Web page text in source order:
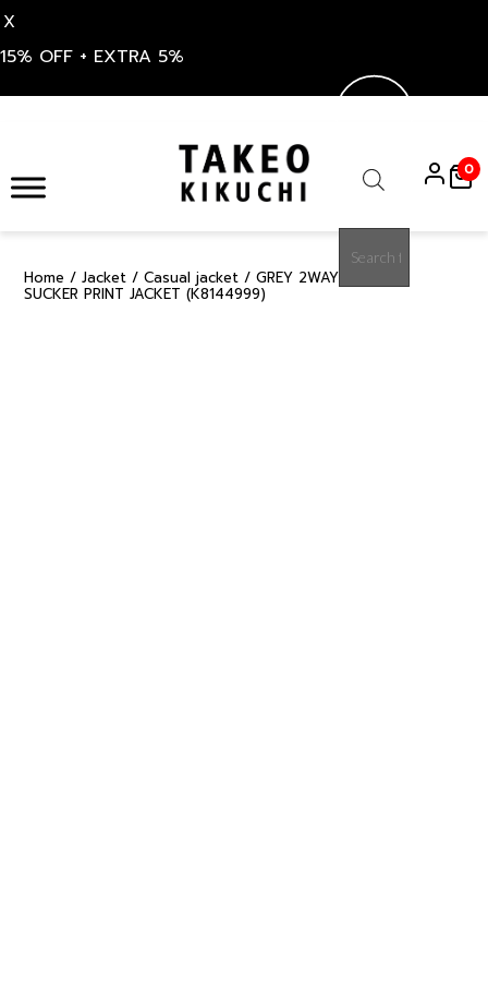
X
15% OFF + EXTRA 5%
content
search
0
Home / Jacket / Casual jacket / GREY 2WAY STRETCH
SUCKER PRINT JACKET (K8144999)